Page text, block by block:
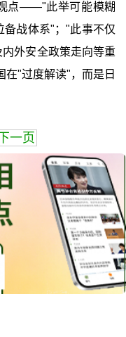
点——"此举可能模糊
备战体系"；"此事不仅
外安全政策走向等重
在"过度解读"，而是日
下一页